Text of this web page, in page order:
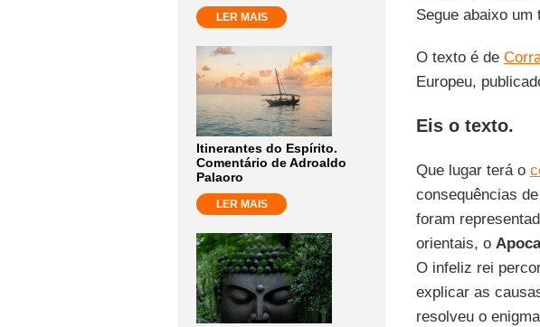
LER MAIS
Itinerantes do Espírito.
Comentário de Adroaldo
Palaoro
LER MAIS
Segue abaixo um
O texto é de
Europeu,
Eis o texto.
Que lugar terá o
consequências
foram
orientais, o
O infeliz rei
explicar as
resolveu o